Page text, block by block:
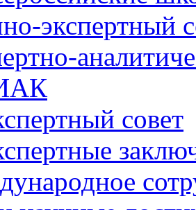
экспертный
совет